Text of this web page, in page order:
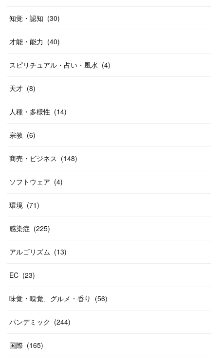
知覚・認知 (30)
才能・能力 (40)
スピリチュアル・占い・風水 (4)
天才 (8)
人種・多様性 (14)
宗教 (6)
商売・ビジネス (148)
ソフトウェア (4)
環境 (71)
感染症 (225)
アルゴリズム (13)
EC (23)
味覚・嗅覚、グルメ・香り (56)
パンデミック (244)
国際 (165)